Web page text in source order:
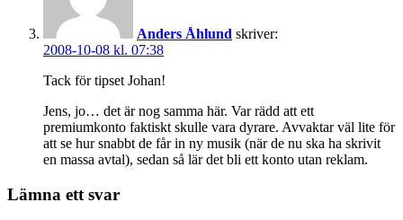
Anders Åhlund skriver:
2008-10-08 kl. 07:38
Tack för tipset Johan!
Jens, jo… det är nog samma här. Var rädd att ett
premiumkonto faktiskt skulle vara dyrare. Avvaktar väl lite för
att se hur snabbt de får in ny musik (när de nu ska ha skrivit
en massa avtal), sedan så lär det bli ett konto utan reklam.
Lämna ett svar